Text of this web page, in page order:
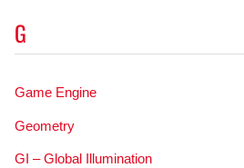
G
Game Engine
Geometry
GI – Global Illumination